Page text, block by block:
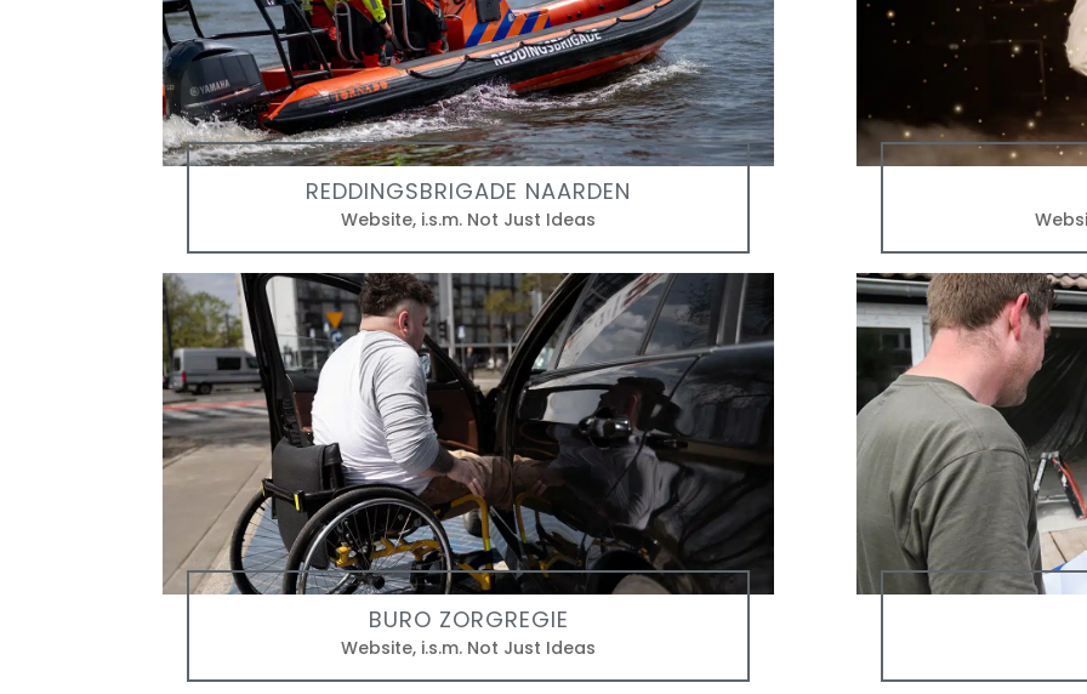
REDDINGSBRIGADE NAARDEN
Website, i.s.m. Not Just Ideas
BURO ZORGREGIE
Website, i.s.m. Not Just Ideas